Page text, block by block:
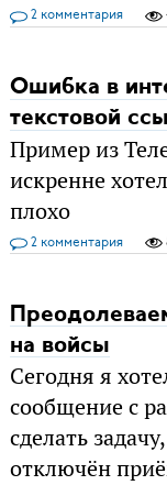
2 комментария
Ошибка в
текстовой
Пример из
искренне
плохо
2 комментария
на войсы
Сегодня я
сообщение с
сделать
отключён